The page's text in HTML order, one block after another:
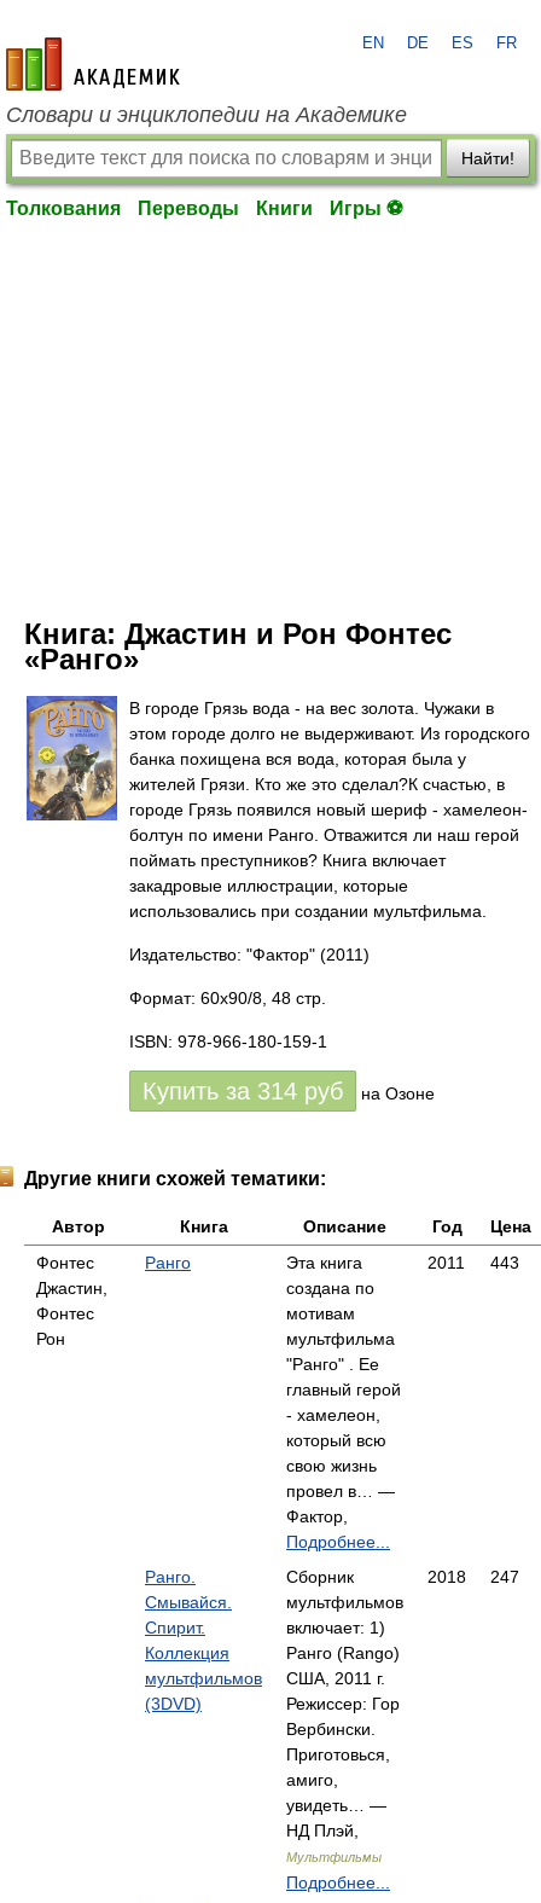
academic.ru
EN DE ES FR
Словари и энциклопедии на Академике
Найти!
Толкования Переводы Книги Игры ⚽
Книга: Джастин и Рон Фонтес
«Ранго»
В городе Грязь вода - на вес золота. Чужаки в
этом городе долго не выдерживают. Из городского
банка похищена вся вода, которая была у
жителей Грязи. Кто же это сделал?К счастью, в
городе Грязь появился новый шериф - хамелеон-
болтун по имени Ранго. Отважится ли наш герой
поймать преступников? Книга включает
закадровые иллюстрации, которые
использовались при создании мультфильма.
Издательство: "Фактор" (2011)
Формат: 60x90/8, 48 стр.
ISBN: 978-966-180-159-1
Купить за 314 руб на Озоне
Другие книги схожей тематики:
Автор Книга Описание Год
Цена
Фонтес
Джастин,
Фонтес
Рон
Ранго
Эта книга
создана по
мотивам
мультфильма
"Ранго" . Ее
главный герой
- хамелеон,
который всю
свою жизнь
провел в… —
Фактор,
Подробнее...
2011 443
Ранго.
Смывайся.
Спирит.
Коллекция
мультфильмов
(3DVD)
Сборник
мультфильмов
включает: 1)
Ранго (Rango)
США, 2011 г.
Режиссер: Гор
Вербински.
Приготовься,
амиго,
увидеть… —
НД Плэй,
Мультфильмы
Подробнее...
2018 247